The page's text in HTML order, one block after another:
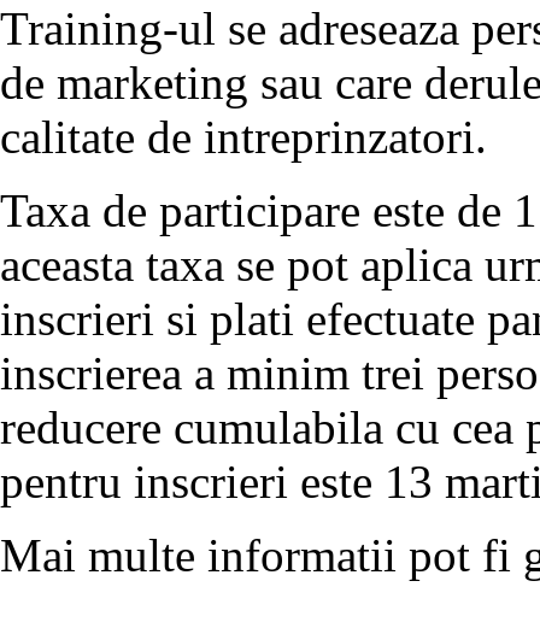
Training-ul se adreseaza
de marketing sau care
calitate de intreprinzatori.
Taxa de participare este de
aceasta taxa se pot aplica
inscrieri si plati efectuate
inscrierea a minim trei
reducere cumulabila cu
pentru inscrieri este 13
Mai multe informatii pot fi